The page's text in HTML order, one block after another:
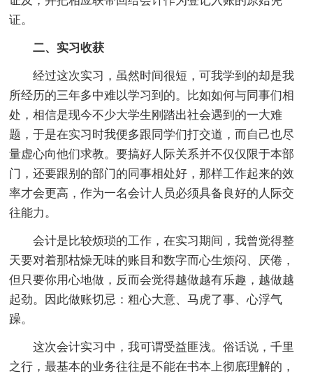
证。
二、实习收获
经过这次实习，虽然时间很短，可我学到的却是我
所经历的三年多中难以学习到的。比如如何与同事们相
处，相信是现今不少大学生刚踏出社会遇到的一大难
题，于是在实习时我便多跟同学们打交道，而自己也尽
量虚心向他们求教。要搞好人际关系并不仅仅限于本部
门，还要跟别的部门的同事相处好，那样工作起来的效
率才会更高，作为一名会计人员必须具备良好的人际交
往能力。
会计是比较烦琐的工作，在实习期间，我曾觉得整
天要对着那枯燥无味的账目和数字而心生烦闷、厌倦，
但只要你用心地做，反而会觉得越做越有乐趣，越做越
起劲。因此做账切忌：粗心大意、马虎了事、心浮气
躁。
这次会计实习中，我可谓受益匪浅。俗话说，千里
之行，最基本的业务往往是不能在书本上彻底理解的，